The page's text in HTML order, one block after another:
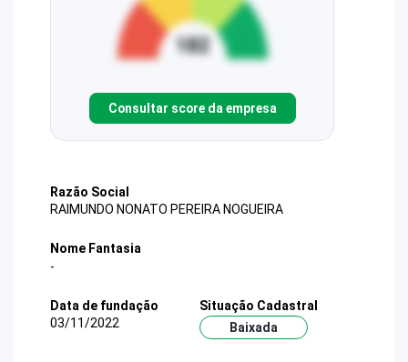
Consultar score da empresa
Razão Social
RAIMUNDO NONATO PEREIRA NOGUEIRA
Nome Fantasia
-
Data de fundação
03/11/2022
Situação Cadastral
Baixada